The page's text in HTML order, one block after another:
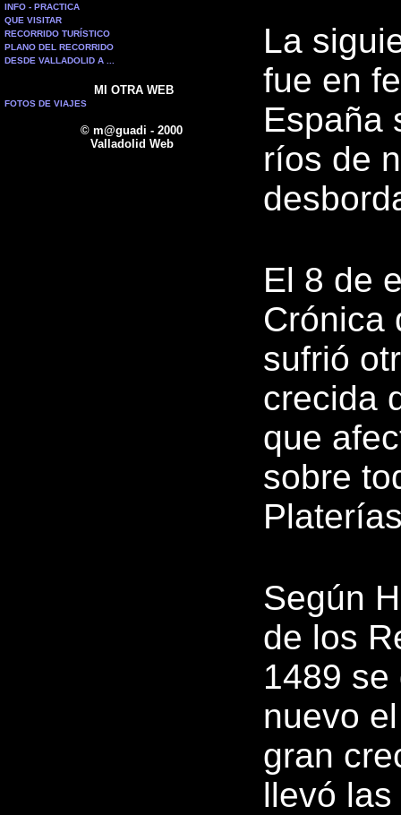
INFO - PRACTICA
QUE VISITAR
RECORRIDO TURÍSTICO
PLANO DEL RECORRIDO
DESDE VALLADOLID A ...
MI OTRA WEB
FOTOS DE VIAJES
© m@guadi - 2000
Valladolid Web
La
fue en
España
ríos de
El 8 de
Crónica
sufrió
crecida
que
sobre
Según
de los
1489
nuevo
gran
llevó